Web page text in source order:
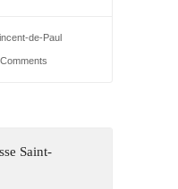
de-Paul
Saint-